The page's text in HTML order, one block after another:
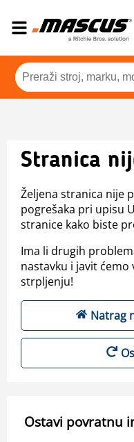
Stranica
Željena stranica nije
pogrešaka pri upisu
stranice kako biste
Ima li drugih
nastavku i javit ćemo
strpljenju!
Natrag
Ostavi povratnu